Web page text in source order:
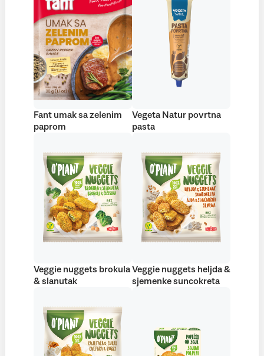
Fant umak sa zelenim
paprom
Vegeta Natur povrtna
pasta
Veggie nuggets brokula
& slanutak
Veggie nuggets heljda &
sjemenke suncokreta